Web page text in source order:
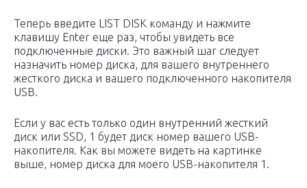
Теперь введите LIST DISK команду и нажмите
клавишу Enter еще раз, чтобы увидеть все
подключенные диски. Это важный шаг следует
назначить номер диска, для вашего внутреннего
жесткого диска и вашего подключенного накопителя
USB.
Если у вас есть только один внутренний жесткий
диск или SSD, 1 будет диск номер вашего USB-
накопителя. Как вы можете видеть на картинке
выше, номер диска для моего USB-накопителя 1.